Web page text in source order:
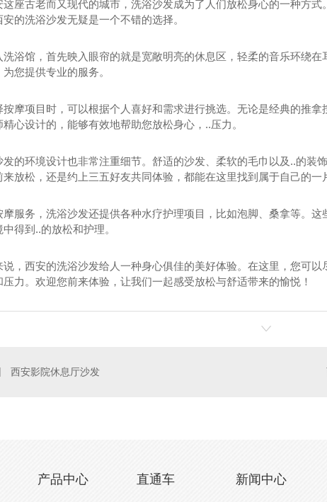
这座古老而又现代的城市，洗浴沙发成为了人们放松身心的一种方
的洗浴沙发无疑是一个不错的选择。
洗浴馆，首先映入眼帘的就是宽敞明亮的休息区，轻柔的音乐环绕
您提供专业的服务。
按摩项目时，可以根据个人喜好和需求进行挑选。无论是经典的推
心设计的，能够有效地帮助您放松身心，..压力。
发的环境设计也非常注重细节。舒适的沙发、柔软的毛巾以及..的装
放松，还是约上三五好友共同体验，都能在这里找到属于自己的一
摩服务，洗浴沙发还提供各种水疗护理项目，比如泡脚、桑拿等。
得到..的放松和护理。
说，西安的洗浴沙发给人一种身心俱佳的美好体验。在这里，您可
压力。欢迎您前来体验，让我们一起感受放松与舒适带来的愉悦！
西安影院休息厅沙发
产品中心 直通车 新闻中心